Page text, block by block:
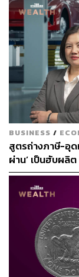
BUSINESS /
สูตรถ่างภาษี-อุด
ผ่าน’ เป็นฮับผลิ